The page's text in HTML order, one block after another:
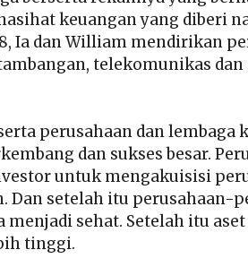
keuangan yang diberi
Ia dan William mendirikan
telekomunikas
perusahaan dan lembaga
dan sukses besar.
untuk mengakuisisi
Dan setelah itu perusahaan-
sehat. Setelah itu
tinggi.